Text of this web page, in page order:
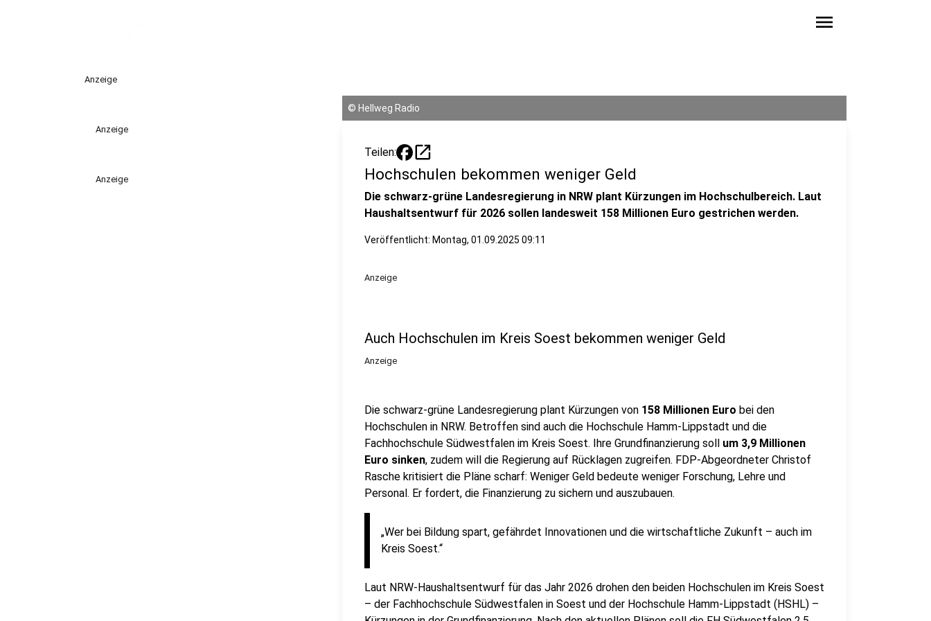
menu
Anzeige
Anzeige
Anzeige
© Hellweg Radio
Teilen: open_in_new
Hochschulen bekommen weniger Geld
Die schwarz-grüne Landesregierung in NRW plant Kürzungen im Hochschulbereich. Laut
Haushaltsentwurf für 2026 sollen landesweit 158 Millionen Euro gestrichen werden.
Veröffentlicht: Montag, 01.09.2025 09:11
Anzeige
Auch Hochschulen im Kreis Soest bekommen weniger Geld
Anzeige
Die schwarz-grüne Landesregierung plant Kürzungen von 158 Millionen Euro bei den
Hochschulen in NRW. Betroffen sind auch die Hochschule Hamm-Lippstadt und die
Fachhochschule Südwestfalen im Kreis Soest. Ihre Grundfinanzierung soll um 3,9 Millionen
Euro sinken, zudem will die Regierung auf Rücklagen zugreifen. FDP-Abgeordneter Christof
Rasche kritisiert die Pläne scharf: Weniger Geld bedeute weniger Forschung, Lehre und
Personal. Er fordert, die Finanzierung zu sichern und auszubauen.
„Wer bei Bildung spart, gefährdet Innovationen und die wirtschaftliche Zukunft – auch im
Kreis Soest.“
Laut NRW-Haushaltsentwurf für das Jahr 2026 drohen den beiden Hochschulen im Kreis Soest
– der Fachhochschule Südwestfalen in Soest und der Hochschule Hamm-Lippstadt (HSHL) –